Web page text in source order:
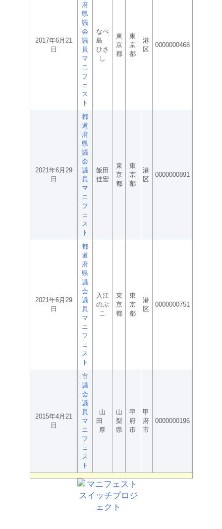
2017年6月21
日
府
県
議
会
議
員
マ
ニ
フ
ェ
ス
ト
なべ
島
ひさ
し
東
京
都
東
京
都
港
区
0000000468
2021年6月29
日
都
道
府
県
議
会
議
員
マ
ニ
フ
ェ
ス
ト
飯田
佳宏
東
京
都
東
京
都
港
区
0000000891
2021年6月29
日
都
道
府
県
議
会
議
員
マ
ニ
フ
ェ
ス
ト
入江
のぶ
こ
東
京
都
東
京
都
港
区
0000000751
2015年4月21
日
市
議
会
議
員
マ
ニ
フ
ェ
ス
ト
山
田
厚
山
梨
県
甲
府
市
甲
府
市
0000000196